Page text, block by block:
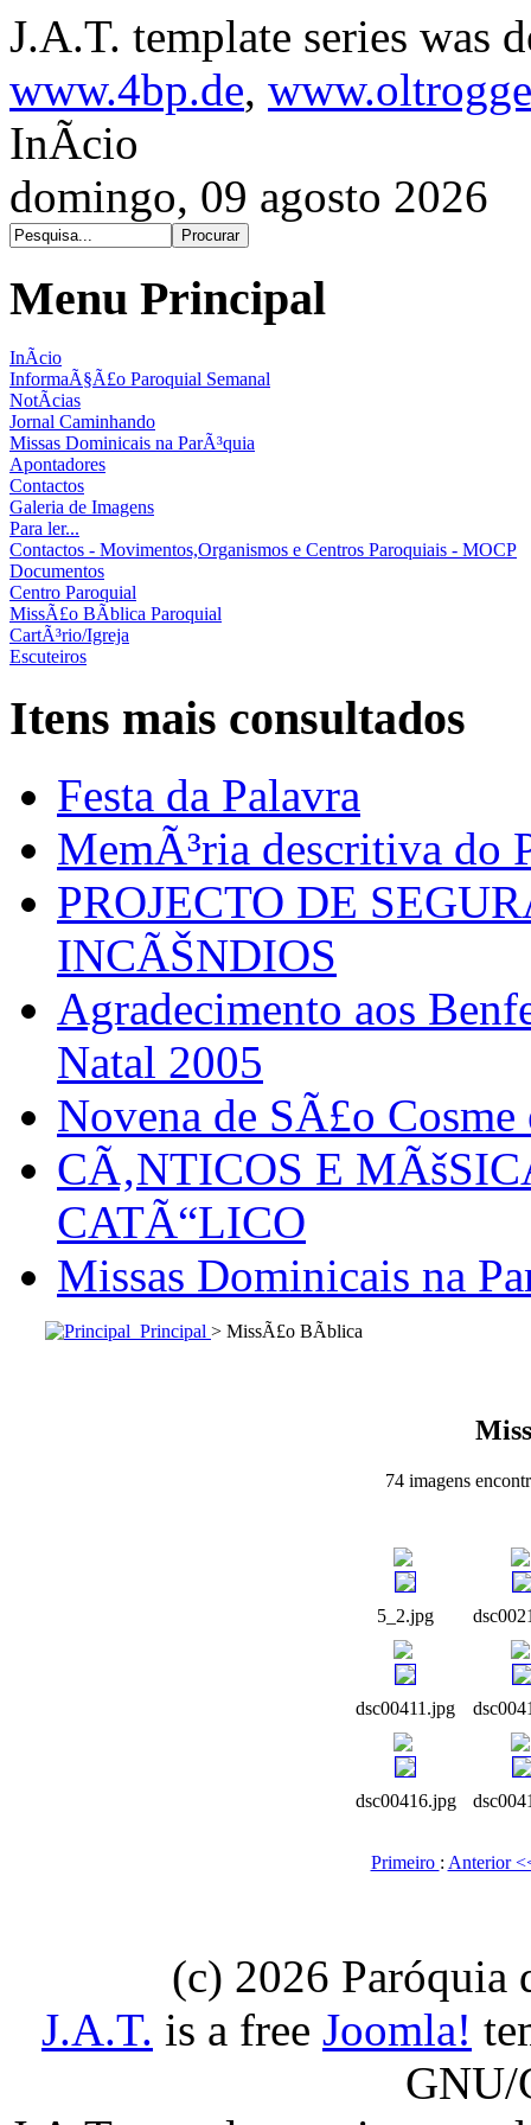
J.A.T. template series was
www.4bp.de,
InÃ­cio
domingo, 09 agosto 2026
Menu Principal
InÃ­cio
InformaÃ§Ã£o Paroquial Semanal
NotÃ­cias
Jornal Caminhando
Missas Dominicais na ParÃ³quia
Apontadores
Contactos
Galeria de Imagens
Para ler...
Contactos - Movimentos,Organismos e Centros Paroquiais - MOCP
Documentos
Centro Paroquial
MissÃ£o BÃ­blica Paroquial
CartÃ³rio/Igreja
Escuteiros
Itens mais consultados
Festa da Palavra
MemÃ³ria descritiva do
PROJECTO DE
INCÃŠNDIOS
Agradecimento aos
Natal 2005
Novena de SÃ£o
CÃ‚NTICOS E
CATÃ“LICO
Missas Dominicais na
Principal > MissÃ£o BÃ­blica
74 imagens
5_2.jpg
dsc00411.jpg
dsc00416.jpg
Primeiro : Anterior
(c) 2026 Paróquia
J.A.T. is a free Joomla!
GNU/